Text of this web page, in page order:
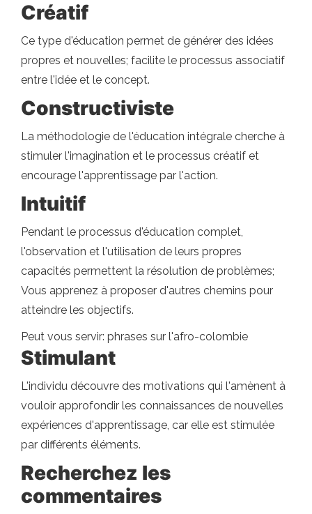
Créatif
Ce type d'éducation permet de générer des idées
propres et nouvelles; facilite le processus associatif
entre l'idée et le concept.
Constructiviste
La méthodologie de l'éducation intégrale cherche à
stimuler l'imagination et le processus créatif et
encourage l'apprentissage par l'action.
Intuitif
Pendant le processus d'éducation complet,
l'observation et l'utilisation de leurs propres
capacités permettent la résolution de problèmes;
Vous apprenez à proposer d'autres chemins pour
atteindre les objectifs.
Peut vous servir: phrases sur l'afro-colombie
Stimulant
L'individu découvre des motivations qui l'amènent à
vouloir approfondir les connaissances de nouvelles
expériences d'apprentissage, car elle est stimulée
par différents éléments.
Recherchez les
commentaires